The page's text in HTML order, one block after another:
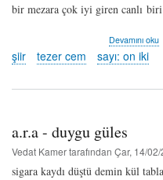
bir mezara çok iyi giren canlı biri
nifak
-
cem
Devamını oku
şiir tezer cem sayı: on iki
a.r.a - duygu güles
Vedat Kamertarafından Çar, 14/
sigara kaydı düştü demin kül